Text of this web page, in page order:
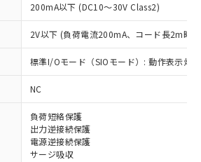
200mA以下 (DC10～30V Class2)
2V以下 (負荷電流200mA、コード長2m時)
標準I/Oモード（SIOモード）: 動作表示灯(
NC
負荷短絡保護
出力逆接続保護
電源逆接続保護
サージ吸収
EU RoHS指令（10物質）の
した製品が提供可能な商品で